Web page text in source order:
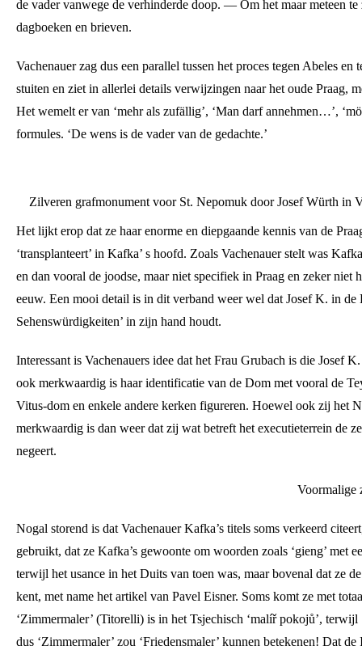
de vader vanwege de verhinderde doop. — Om het maar meteen
dagboeken en brieven.
Vachenauer zag dus een parallel tussen het proces tegen Abeles
stuiten en ziet in allerlei details verwijzingen naar het oude Praag,
Het wemelt er van ‘mehr als zufällig’, ‘Man darf annehmen…’,
formules. ‘De wens is de vader van de gedachte.’
Zilveren grafmonument voor St. Nepomuk door Josef Würth in
Het lijkt erop dat ze haar enorme en diepgaande kennis van de
‘transplanteert’ in Kafka’ s hoofd. Zoals Vachenauer stelt was
en dan vooral de joodse, maar niet specifiek in Praag en zeker niet
eeuw. Een mooi detail is in dit verband weer wel dat Josef K. in de
Sehenswürdigkeiten’ in zijn hand houdt.
Interessant is Vachenauers idee dat het Frau Grubach is die Josef
ook merkwaardig is haar identificatie van de Dom met vooral de
Vitus-dom en enkele andere kerken figureren. Hoewel ook zij het
merkwaardig is dan weer dat zij wat betreft het executieterrein de
negeert.
Voormalige
Nogal storend is dat Vachenauer Kafka’s titels soms verkeerd
gebruikt, dat ze Kafka’s gewoonte om woorden zoals ‘gieng’ met
terwijl het usance in het Duits van toen was, maar bovenal dat ze
kent, met name het artikel van Pavel Eisner. Soms komt ze met
‘Zimmermaler’ (Titorelli) is in het Tsjechisch ‘malíř pokojů’,
dus ‘Zimmermaler’ zou ‘Friedensmaler’ kunnen betekenen! Dat